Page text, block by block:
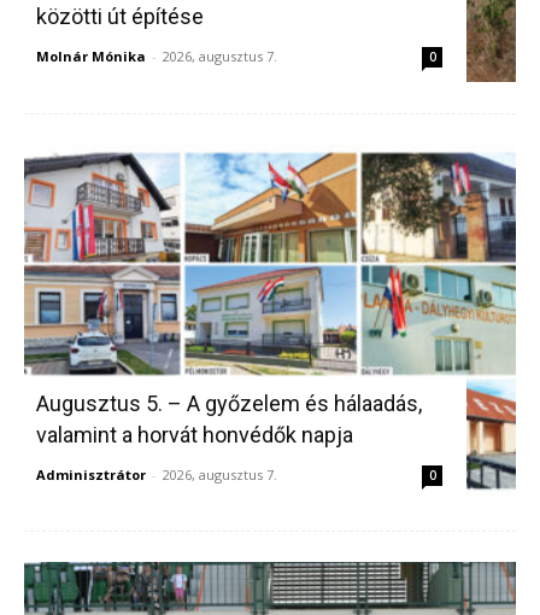
közötti út építése
Molnár Mónika - 2026, augusztus 7. 0
Augusztus 5. – A győzelem és hálaadás,
valamint a horvát honvédők napja
Adminisztrátor - 2026, augusztus 7. 0